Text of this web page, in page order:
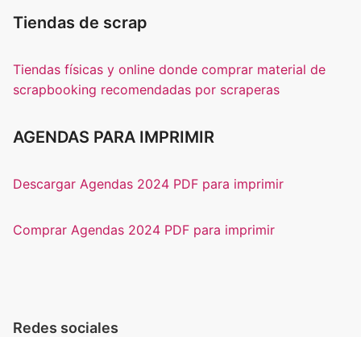
Tiendas de scrap
Tiendas físicas y online donde comprar material de
scrapbooking recomendadas por scraperas
AGENDAS PARA IMPRIMIR
Descargar Agendas 2024 PDF para imprimir
Comprar Agendas 2024 PDF para imprimir
Redes sociales